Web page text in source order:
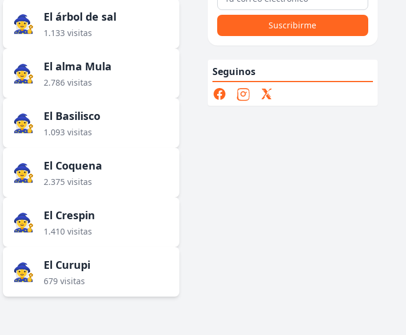
🧙‍♀️ El árbol de sal
1.133 visitas
🧙‍♀️ El alma Mula
2.786 visitas
🧙‍♀️ El Basilisco
1.093 visitas
🧙‍♀️ El Coquena
2.375 visitas
🧙‍♀️ El Crespin
1.410 visitas
🧙‍♀️ El Curupi
679 visitas
Suscribirme
Seguinos